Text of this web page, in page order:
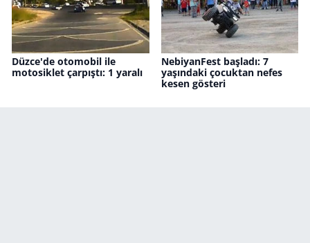
Düzce'de otomobil ile
motosiklet çarpıştı: 1 yaralı
NebiyanFest başladı: 7
yaşındaki çocuktan nefes
kesen gösteri